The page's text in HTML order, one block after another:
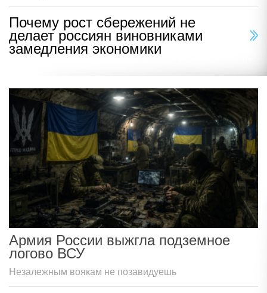
Почему рост сбережений не
делает россиян виновниками
замедления экономики
Армия России выжгла подземное
логово ВСУ
Незалежным воякам не позавидуешь